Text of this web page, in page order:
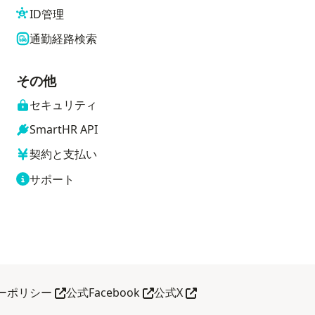
ID管理
通勤経路検索
その他
セキュリティ
SmartHR API
契約と支払い
サポート
ポリシー 別タブで開く
公式Facebook別タブで開く
公式X別タブで開く